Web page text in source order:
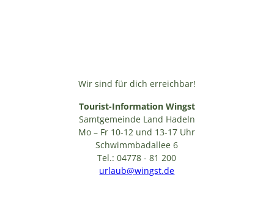
Wir sind für dich erreichbar!
Tourist-Information Wingst
Samtgemeinde Land Hadeln
Mo – Fr 10-12 und 13-17 Uhr
Schwimmbadallee 6
Tel.: 04778 - 81 200
urlaub@wingst.de